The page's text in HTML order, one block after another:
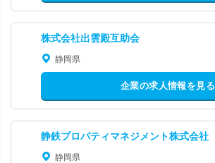
株式会社出雲殿互助会
静岡県
企業の求人情報を見る
静鉄プロパティマネジメント株式会社
静岡県